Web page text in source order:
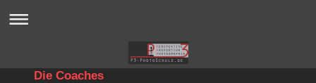
Die Coaches